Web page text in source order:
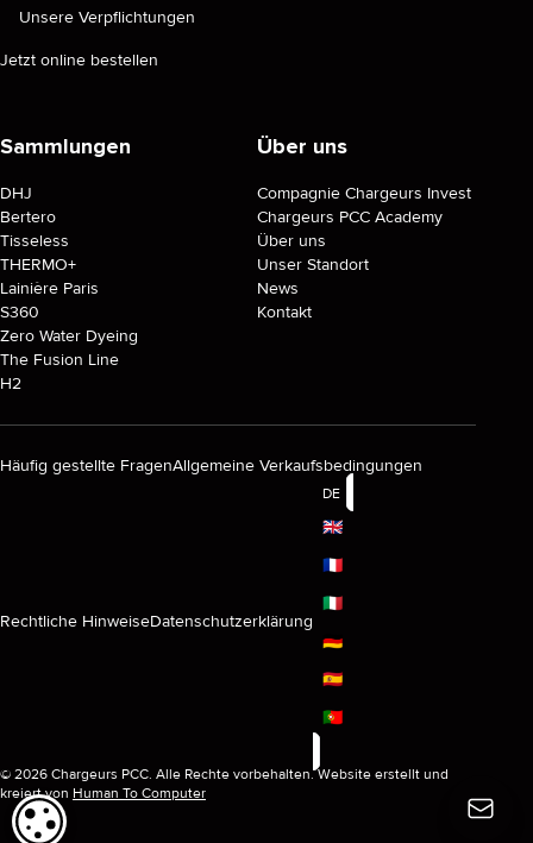
Unsere Verpflichtungen
Jetzt online bestellen
Sammlungen
DHJ
Bertero
Tisseless
THERMO+
Lainière Paris
S360
Zero Water Dyeing
The Fusion Line
H2
Über uns
Compagnie Chargeurs Invest
Chargeurs PCC Academy
Über uns
Unser Standort
News
Kontakt
© 2026 Chargeurs PCC. Alle Rechte vorbehalten. Website erstellt und
kreiert von Human To Computer
Häufig gestellte FragenAllgemeine Verkaufsbedingungen
Rechtliche HinweiseDatenschutzerklärung
DE
🇬🇧
🇫🇷
🇮🇹
🇩🇪
🇪🇸
🇵🇹
COOKIE-EINSTELLUNGEN